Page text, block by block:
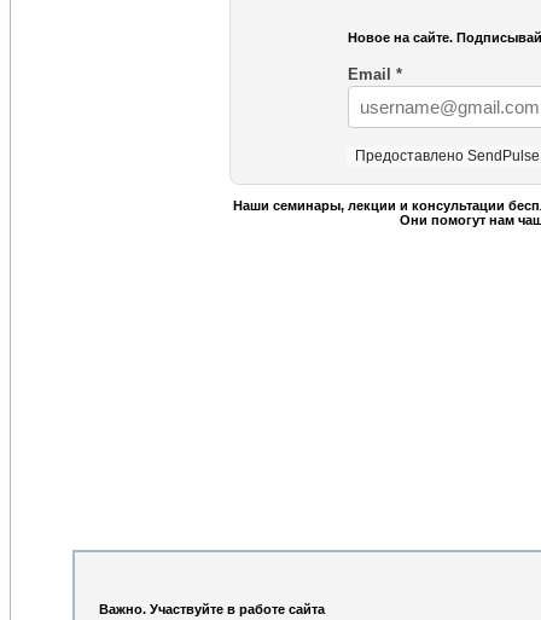
Новое на сайте.
Email *
Предоставлено SendPulse
Наши семинары, лекции и консультации
Они помогут нам
Важно. Участвуйте в работе сайта